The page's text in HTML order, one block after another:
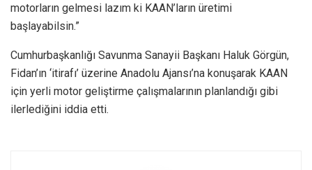
motorların gelmesi lazım ki KAAN’ların üretimi
başlayabilsin.”
Cumhurbaşkanlığı Savunma Sanayii Başkanı Haluk Görgün,
Fidan’ın ‘itirafı’ üzerine Anadolu Ajansı’na konuşarak KAAN
için yerli motor geliştirme çalışmalarının planlandığı gibi
ilerlediğini iddia etti.